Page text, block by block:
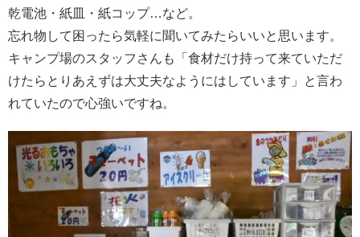
乾電池・紙皿・紙コップ…など。
忘れ物して困ったら気軽に聞いてみたらいいと思います。
キャンプ場のスタッフさんも「食材だけ持って来ていただ
けたらとりあえずは大丈夫なようにはしています」と言わ
れていたので心強いですね。